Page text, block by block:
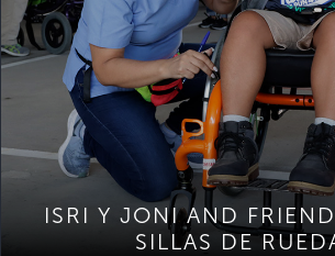
ISRI Y JONI AND
SILLAS DE